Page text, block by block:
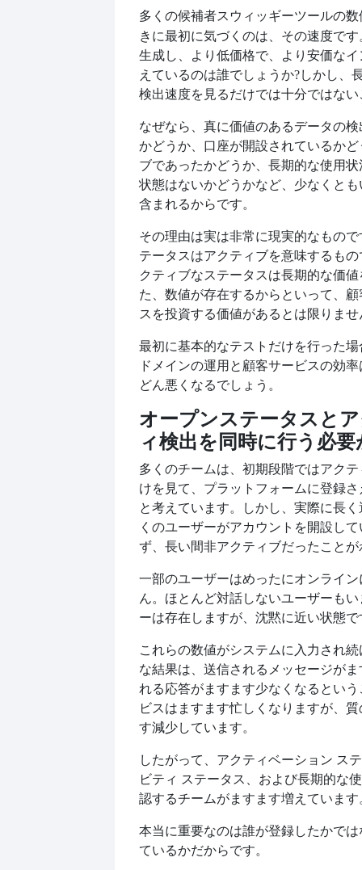
多くの候補者スウィッギーツールの
きに最初に気づくのは、その速度で
生成し、より低価格で、より安価な
えているのは誰でしょうか?しかし、
検出速度を見るだけでは十分ではな
なぜなら、真に価値のあるデータの
かどうか、口座が開設されているか
ブであったかどうか、長期的な使用
状態はないかどうかなど、少なくと
含まれるからです。
その理由は実は非常に現実的なもの
テータスはアクティブを意味するも
クティブなステータスは長期的な価
た、数値が存在するからといって、
スを投資する価値があるとは限りませ
最初に基本的なテストだけを行った
ドメインの運用と顧客サービスの効
どん悪くなるでしょう。
オープンステータスと
ィ検出を同時に行う必
多くのチームは、初期段階ではアク
けを見て、プラットフォームに登録
と考えています。しかし、実際に長
くのユーザーがアカウントを開設し
ず、長い間非アクティブだったこと
一部のユーザーはめったにオンライ
ん。ほとんど対話しないユーザーも
ーは存在しますが、沈黙に近い状態で
これらの数値がシステムに入力され
な結果は、送信されるメッセージが
れる応答がますます少なくなるとい
ビスはますます忙しくなりますが、
す減少しています。
したがって、アクティベーション ス
ビティ ステータス、および長期的な
認するチームがますます増えています
本当に重要なのは誰が登録したかで
ているかだからです。